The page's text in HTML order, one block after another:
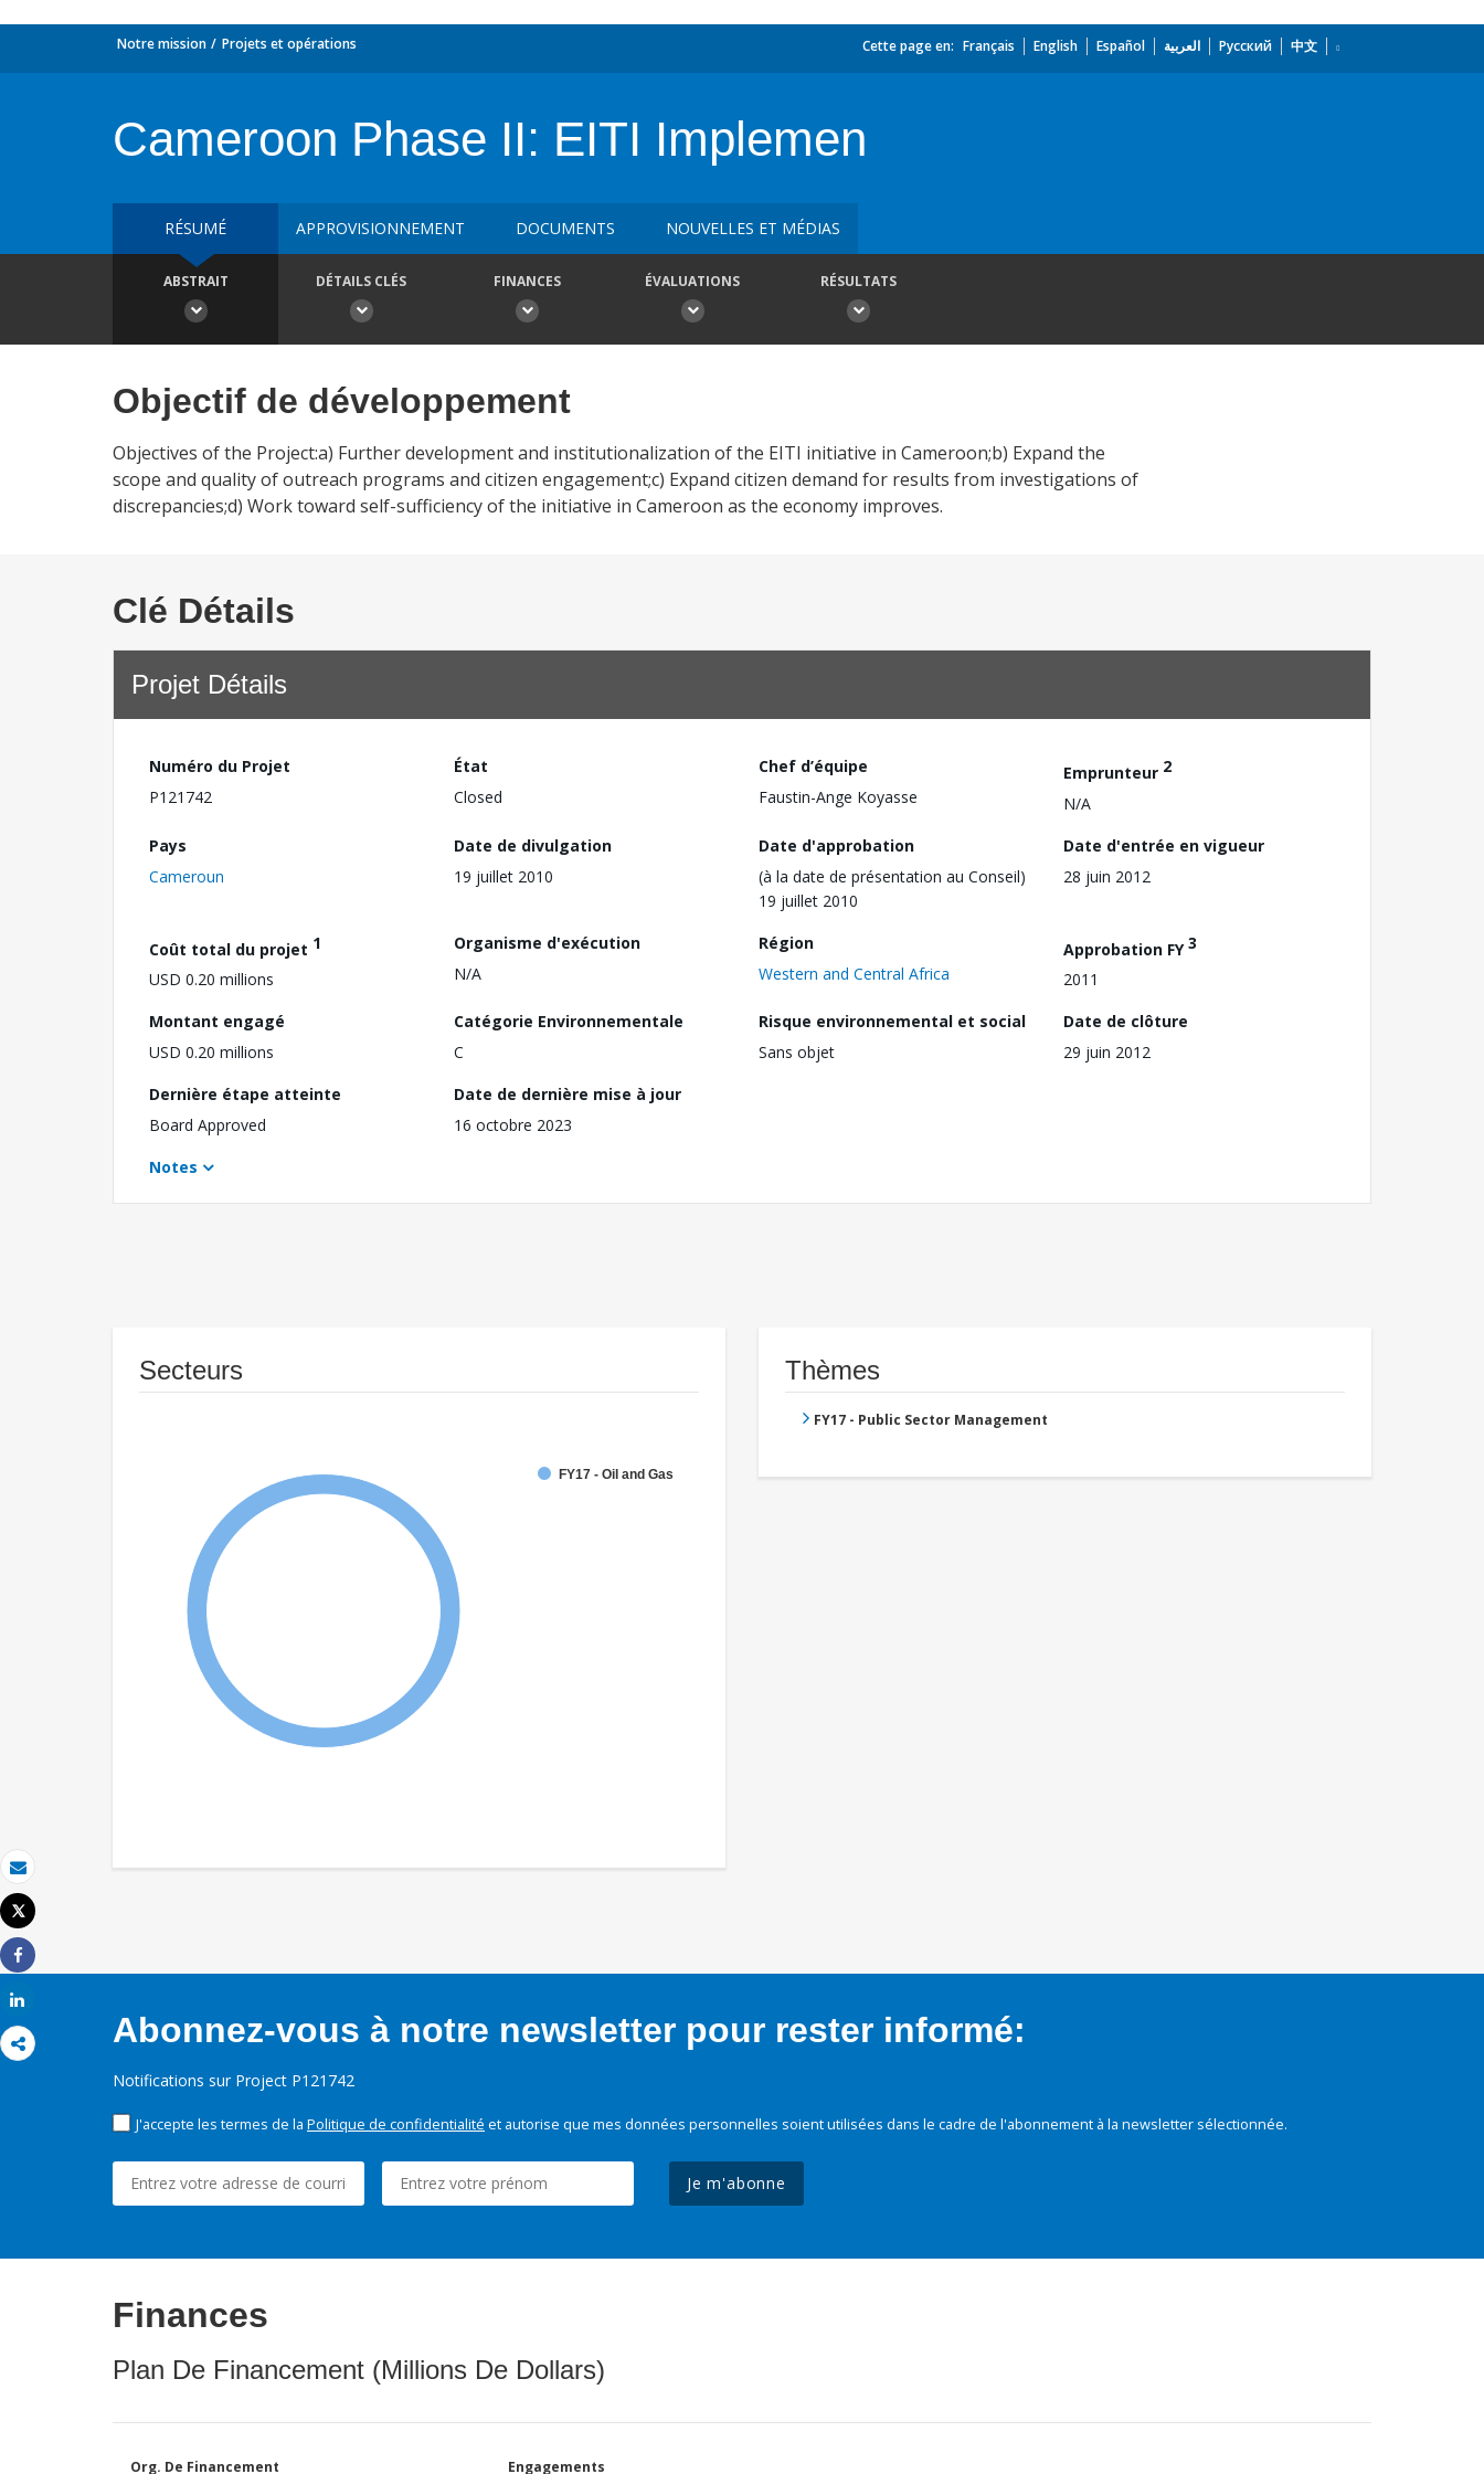
Email
Imprimer
Tweet
Share
Notre mission Projets et opérations Cette page en: Français English Español العربية Русский 中文
Cameroon Phase II: EITI Implemen
RÉSUMÉ APPROVISIONNEMENT DOCUMENTS NOUVELLES ET MÉDIAS
ABSTRAIT DÉTAILS CLÉS FINANCES ÉVALUATIONS RÉSULTATS
Objectif de développement
Objectives of the Project:a) Further development and institutionalization of the EITI initiative in Cameroon;b) Expand the
scope and quality of outreach programs and citizen engagement;c) Expand citizen demand for results from investigations of
discrepancies;d) Work toward self-sufficiency of the initiative in Cameroon as the economy improves.
Clé Détails
Projet Détails
Numéro du Projet
P121742
État
Closed
Chef d’équipe
Faustin-Ange Koyasse
Emprunteur 2
N/A
Pays
Cameroun
Date de divulgation
19 juillet 2010
Date d'approbation
(à la date de présentation au Conseil)
19 juillet 2010
Date d'entrée en vigueur
28 juin 2012
Coût total du projet 1
USD 0.20 millions
Organisme d'exécution
N/A
Région
Western and Central Africa
Approbation FY3
2011
Montant engagé
USD 0.20 millions
Catégorie Environnementale
C
Risque environnemental et social
Sans objet
Date de clôture
29 juin 2012
Dernière étape atteinte
Board Approved
Date de dernière mise à jour
16 octobre 2023
Notes
Secteurs
FY17 - Oil and Gas
Thèmes
FY17 - Public Sector Management
Abonnez-vous à notre newsletter pour rester informé:
Notifications sur Project P121742
J'accepte les termes de la Politique de confidentialité et autorise que mes données personnelles soient utilisées dans le cadre de l'abonnement à la newsletter sélectionnée.
Je m'abonne
Finances
Plan De Financement (Millions De Dollars)
Org. De Financement Engagements